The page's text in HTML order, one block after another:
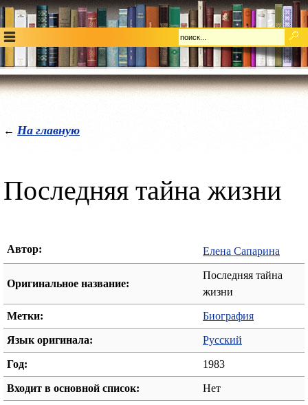
← На главную
Последняя тайна жизни
Автор: Елена Сапарина
Оригинальное название:
Последняя тайна
жизни
Метки: Биография
Язык оригинала: Русский
Год: 1983
Входит в основной список: Нет